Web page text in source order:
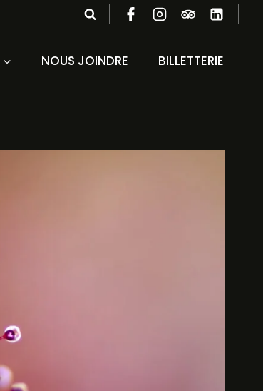
NOUS JOINDRE BILLETTERIE